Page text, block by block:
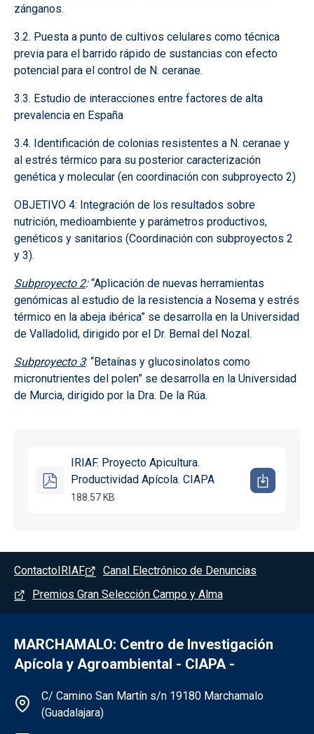
zánganos.
3.2. Puesta a punto de cultivos celulares como técnica
previa para el barrido rápido de sustancias con efecto
potencial para el control de N. ceranae.
3.3. Estudio de interacciones entre factores de alta
prevalencia en España
3.4. Identificación de colonias resistentes a N. ceranae y
al estrés térmico para su posterior caracterización
genética y molecular (en coordinación con subproyecto 2)
OBJETIVO 4: Integración de los resultados sobre
nutrición, medioambiente y parámetros productivos,
genéticos y sanitarios (Coordinación con subproyectos 2
y 3).
Subproyecto 2:“Aplicación de nuevas herramientas
genómicas al estudio de la resistencia a Nosema y estrés
térmico en la abeja ibérica” se desarrolla en la Universidad
de Valladolid, dirigido por el Dr. Bernal del Nozal.
Subproyecto 3: “Betaínas y glucosinolatos como
micronutrientes del polen” se desarrolla en la Universidad
de Murcia, dirigido por la Dra. De la Rúa.
IRIAF. Proyecto Apicultura.
Productividad Apícola. CIAPA
188.57 KB
Pie de página - Marchamalo
Contacto IRIAF
Canal Electrónico de Denuncias
Premios Gran Selección Campo y Alma
MARCHAMALO: Centro de Investigación
Apícola y Agroambiental - CIAPA -
Información de la institución -
C/ Camino San Martín s/n 19180 Marchamalo
(Guadalajara)